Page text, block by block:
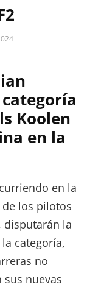
Koolen
en la
en la
los pilotos
disputarán la
categoría,
no
nuevas